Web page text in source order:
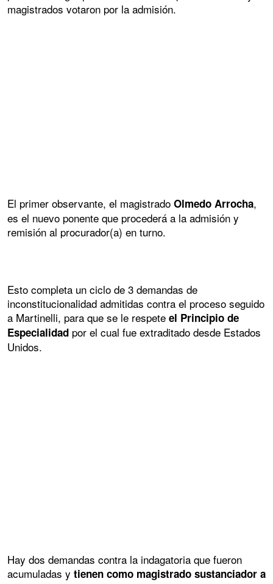
magistrados votaron por la admisión.
El primer observante, el magistrado Olmedo Arrocha,
es el nuevo ponente que procederá a la admisión y
remisión al procurador(a) en turno.
Esto completa un ciclo de 3 demandas de
inconstitucionalidad admitidas contra el proceso seguido
a Martinelli, para que se le respete el Principio de
Especialidad por el cual fue extraditado desde Estados
Unidos.
Hay dos demandas contra la indagatoria que fueron
acumuladas y tienen como magistrado sustanciador a